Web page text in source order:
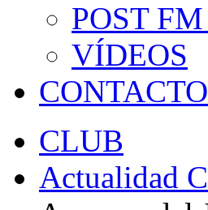
POST
VÍDEOS
CONTACTO
CLUB
Actualidad